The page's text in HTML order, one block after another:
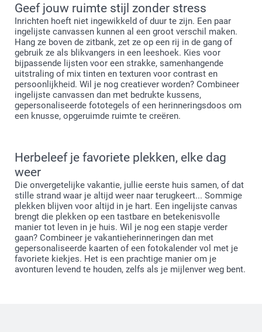
Geef jouw ruimte stijl zonder stress
Inrichten hoeft niet ingewikkeld of duur te zijn. Een paar
ingelijste canvassen kunnen al een groot verschil maken.
Hang ze boven de zitbank, zet ze op een rij in de gang of
gebruik ze als blikvangers in een leeshoek. Kies voor
bijpassende lijsten voor een strakke, samenhangende
uitstraling of mix tinten en texturen voor contrast en
persoonlijkheid. Wil je nog creatiever worden? Combineer
ingelijste canvassen dan met bedrukte kussens,
gepersonaliseerde fototegels of een herinneringsdoos om
een knusse, opgeruimde ruimte te creëren.
Herbeleef je favoriete plekken, elke dag
weer
Die onvergetelijke vakantie, jullie eerste huis samen, of dat
stille strand waar je altijd weer naar terugkeert... Sommige
plekken blijven voor altijd in je hart. Een ingelijste canvas
brengt die plekken op een tastbare en betekenisvolle
manier tot leven in je huis. Wil je nog een stapje verder
gaan? Combineer je vakantieherinneringen dan met
gepersonaliseerde kaarten of een fotokalender vol met je
favoriete kiekjes. Het is een prachtige manier om je
avonturen levend te houden, zelfs als je mijlenver weg bent.